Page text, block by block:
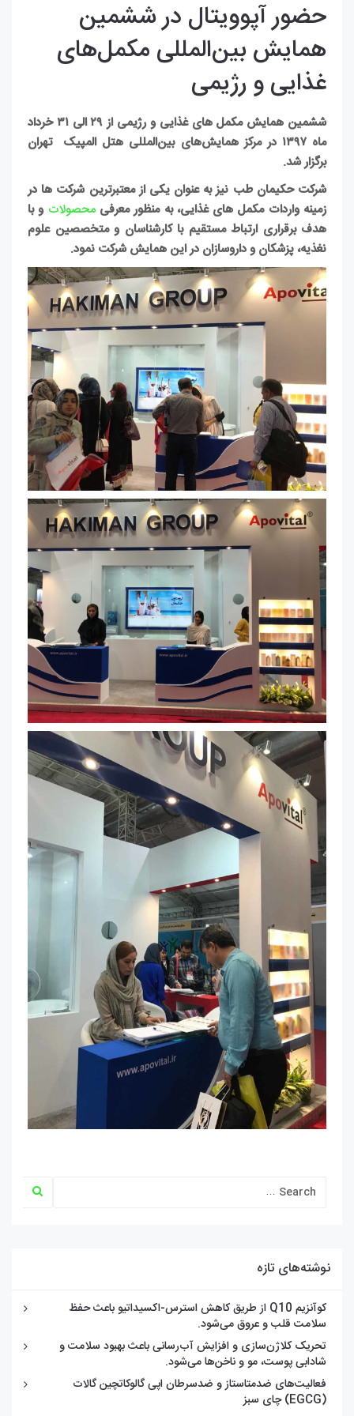
حضور آپوویتال در ششمین
همایش بین‌المللی مکمل‌های
غذایی و رژیمی
ششمین همایش مکمل های غذایی و رژیمی از ۲۹ الی ۳۱ خرداد
ماه ۱۳۹۷
در مرکز همایش­‌های بین­‌المللی هتل المپیک تهران
برگزار شد.
شرکت حکیمان طب نیز به عنوان یکی از معتبرترین شرکت ها در
زمینه واردات مکمل های غذایی، به منظور معرفیمحصولات و با
هدف برقراری ارتباط مستقیم با کارشناسان و متخصصین علوم
نغذیه، پزشکان و داروسازان در این همایش شرکت نمود.
نوشته‌های تازه
کوآنزیم Q10 از طریق کاهش استرس-اکسیداتیو باعث حفظ
سلامت قلب و عروق می‌شود.
تحریک کلاژن‌سازی و افزایش آب‌رسانی باعث بهبود سلامت و
شادابی پوست، مو و ناخن‌ها می‌شود.
فعالیت‌های ضدمتاستاز و ضدسرطان اپی گالوکاتچین گالات
(EGCG) چای سبز